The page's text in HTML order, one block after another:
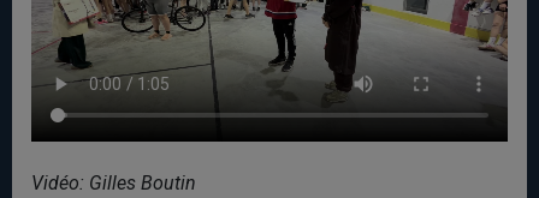
Vidéo: Gilles Boutin